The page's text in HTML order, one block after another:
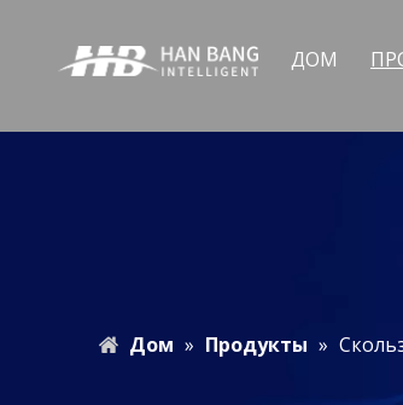
ДОМ
Дом » Продукты »